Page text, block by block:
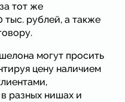
тот же
тыс. рублей, а также
могут просить
цену наличием
разных нишах и